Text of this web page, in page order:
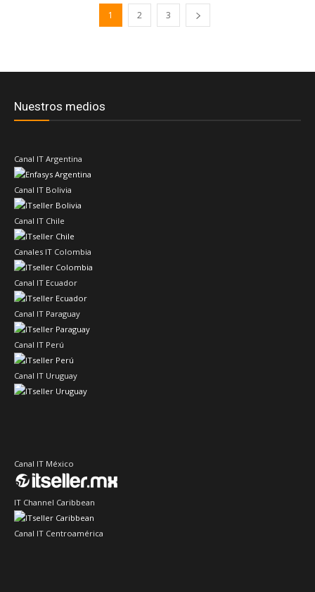
1 2 3
Nuestros medios
Canal IT Argentina
Canal IT Bolivia
Canal IT Chile
Canales IT Colombia
Canal IT Ecuador
Canal IT Paraguay
Canal IT Perú
Canal IT Uruguay
Canal IT México
IT Channel Caribbean
Canal IT Centroamérica